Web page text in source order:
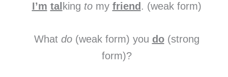
I’m tal king tomy friend . (weak form)
What do(weak form) you do(strong
form)?